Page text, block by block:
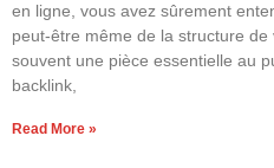
en ligne, vous avez sûrement
peut-être même de la structure
souvent une pièce essentielle au
backlink,
Read More »